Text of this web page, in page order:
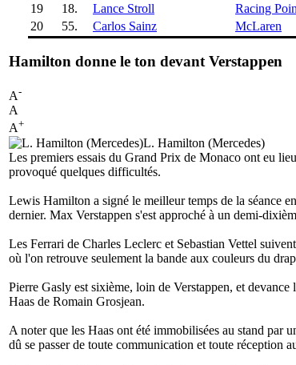
19
18. Lance Stroll Racing
20
55. Carlos Sainz McLaren
Hamilton donne le ton devant Verstappen
A-
A
A+
L. Hamilton (Mercedes)
Les premiers essais du Grand Prix de Monaco ont eu
provoqué quelques difficultés.
Lewis Hamilton a signé le meilleur temps de la séance
dernier. Max Verstappen s'est approché à un demi-
Les Ferrari de Charles Leclerc et Sebastian Vettel
où l'on retrouve seulement la bande aux couleurs du
Pierre Gasly est sixième, loin de Verstappen, et
Haas de Romain Grosjean.
A noter que les Haas ont été immobilisées au stand par
dû se passer de toute communication et toute réception